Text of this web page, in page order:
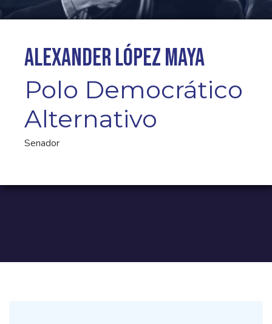
Alexander López Maya
Polo Democrático
Alternativo
Senador